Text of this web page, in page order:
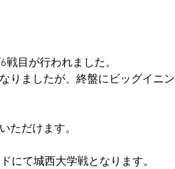
目が行われました。
りましたが、終盤にビッグイニン
ただけます。
にて城西大学戦となります。